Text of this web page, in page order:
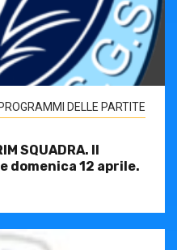
I PROGRAMMI DELLE PARTITE
SQUADRA. Il
domenica 12 aprile.